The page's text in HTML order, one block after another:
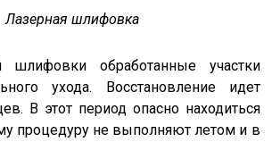
Лазерная шлифовка
шлифовки обработанные участки
ухода. Восстановление идет
В этот период опасно находиться
процедуру не выполняют летом и в